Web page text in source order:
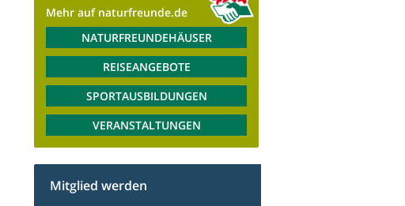
Mehr auf naturfreunde.de
NATURFREUNDEHÄUSER
REISEANGEBOTE
SPORTAUSBILDUNGEN
VERANSTALTUNGEN
Mitglied werden